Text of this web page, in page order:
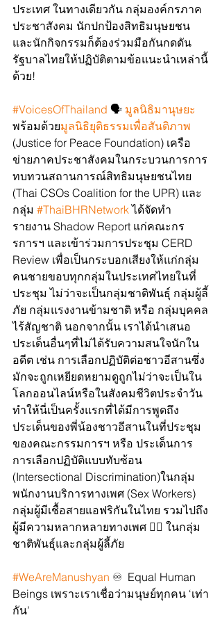
ประเทศ ในทางเดียวกัน กลุ่มองค์กรภาค
ประชาสังคม นักปกป้องสิทธิมนุษยชน
และนักกิจกรรมก็ต้องร่วมมือกันกดดัน
รัฐบาลไทยให้ปฏิบัติตามข้อแนะนำเหล่านี้
ด้วย!
#VoicesOfThailand 🗣️ มูลนิธิมานุษยะ
พร้อมด้วยมูลนิธิยุติธรรมเพื่อสันติภาพ
(Justice for Peace Foundation) เครือ
ข่ายภาคประชาสังคมในกระบวนการการ
ทบทวนสถานการณ์สิทธิมนุษยชนไทย
(Thai CSOs Coalition for the UPR) และ
กลุ่ม #ThaiBHRNetwork ได้จัดทำ
รายงาน Shadow Report แก่คณะกร
รการฯ และเข้าร่วมการประชุม CERD
Review เพื่อเป็นกระบอกเสียงให้แก่กลุ่ม
คนชายขอบทุกกลุ่มในประเทศไทยในที่
ประชุม ไม่ว่าจะเป็นกลุ่มชาติพันธุ์ กลุ่มผู้ลี้
ภัย กลุ่มแรงงานข้ามชาติ หรือ กลุ่มบุคคล
ไร้สัญชาติ นอกจากนั้น เราได้นำเสนอ
ประเด็นอื่นๆที่ไม่ได้รับความสนใจนักใน
อดีต เช่น การเลือกปฏิบัติต่อชาวอีสานซึ่ง
มักจะถูกเหยียดหยามดูถูกไม่ว่าจะเป็นใน
โลกออนไลน์หรือในสังคมชีวิตประจำวัน
ทำให้นี่เป็นครั้งแรกที่ได้มีการพูดถึง
ประเด็นของพี่น้องชาวอีสานในที่ประชุม
ของคณะกรรมการฯ หรือ ประเด็นการ
การเลือกปฏิบัติแบบทับซ้อน
(Intersectional Discrimination)ในกลุ่ม
พนักงานบริการทางเพศ (Sex Workers)
กลุ่มผู้มีเชื้อสายแอฟริกันในไทย รวมไปถึง
ผู้มีความหลากหลายทางเพศ 🏳️‍🌈 ในกลุ่ม
ชาติพันธุ์และกลุ่มผู้ลี้ภัย
#WeAreManushyan ♾️  Equal Human
Beings เพราะเราเชื่อว่ามนุษย์ทุกคน ‘เท่า
กัน’